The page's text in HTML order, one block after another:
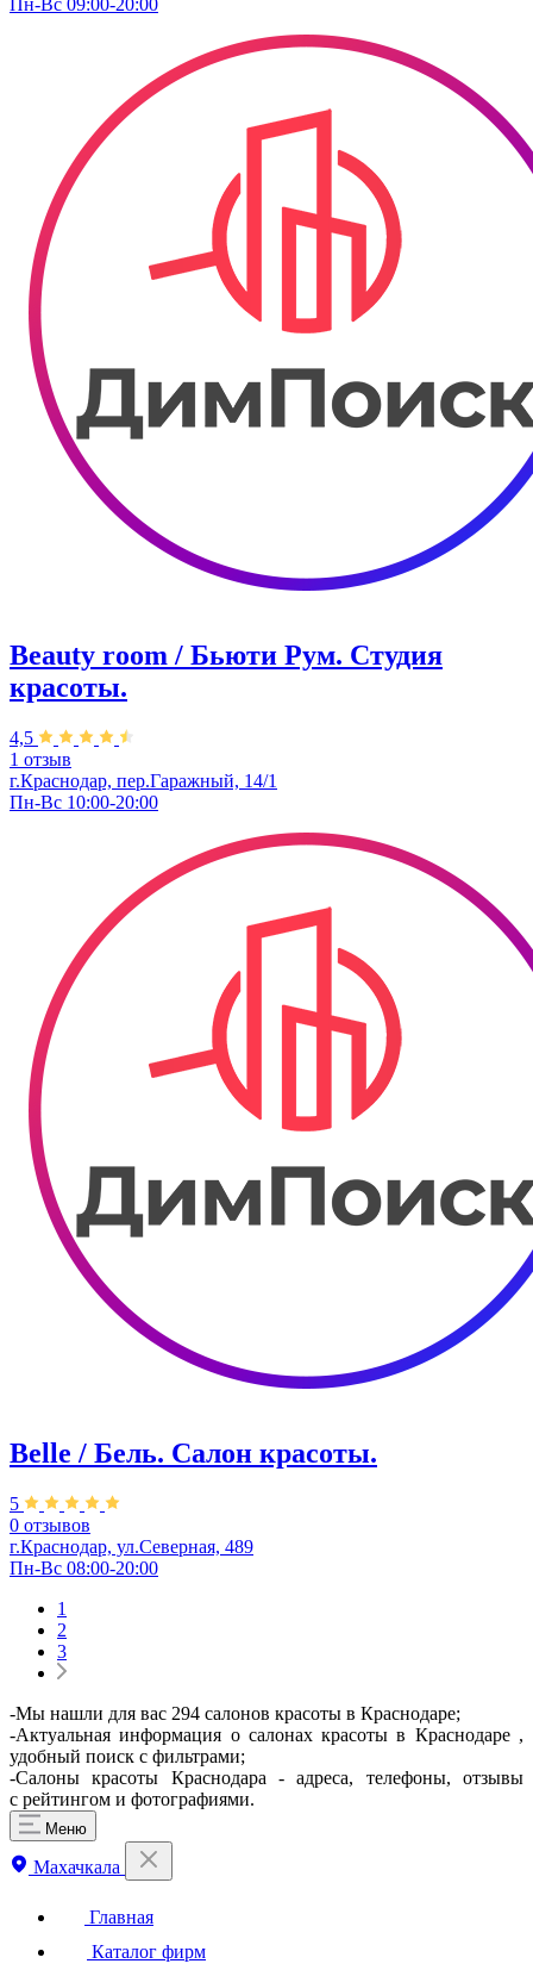
Пн-Вс 09:00-20:00
Beauty room / Бьюти Рум. Студия
красоты.
4,5
1 отзыв
г.Краснодар, пер.Гаражный, 14/1
Пн-Вс 10:00-20:00
Belle / Бель. Салон красоты.
5
0 отзывов
г.Краснодар, ул.Северная, 489
Пн-Вс 08:00-20:00
1
2
3
-Мы нашли для вас 294 салонов красоты в Краснодаре;
-Актуальная информация о салонах красоты в Краснодаре ,
удобный поиск с фильтрами;
-Салоны красоты Краснодара - адреса, телефоны, отзывы
с рейтингом и фотографиями.
Меню
Махачкала
Главная
Каталог фирм